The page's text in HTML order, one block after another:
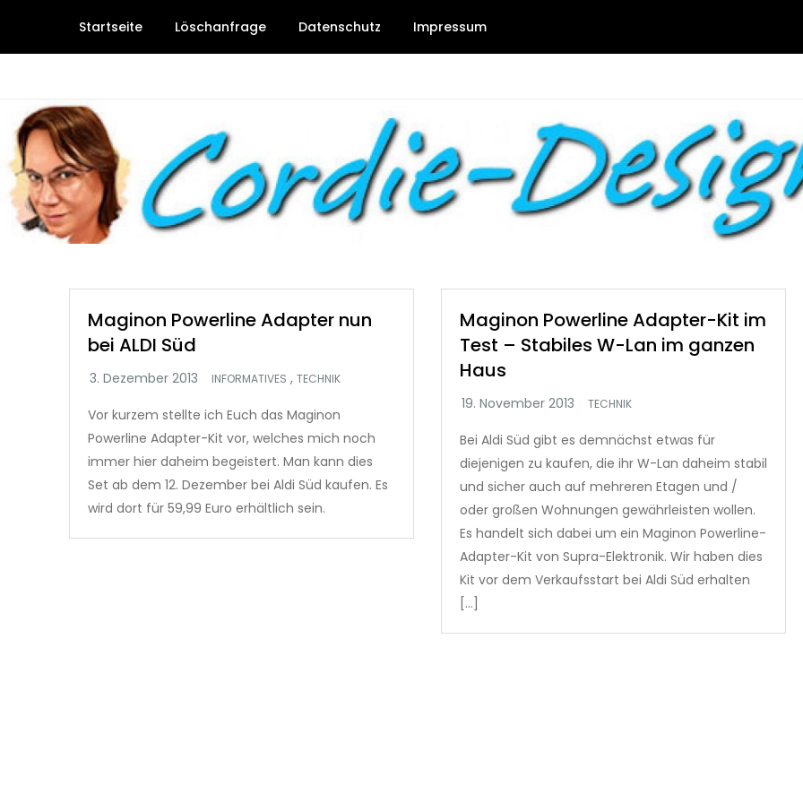
content
Startseite Löschanfrage Datenschutz Impressum
Maginon Powerline Adapter nun
bei ALDI Süd
INFORMATIVES , TECHNIK
Vor kurzem stellte ich Euch das Maginon
Powerline Adapter-Kit vor, welches mich noch
immer hier daheim begeistert. Man kann dies
Set ab dem 12. Dezember bei Aldi Süd kaufen. Es
wird dort für 59,99 Euro erhältlich sein.
Maginon Powerline Adapter-Kit im
Test – Stabiles W-Lan im ganzen
Haus
TECHNIK
Bei Aldi Süd gibt es demnächst etwas für
diejenigen zu kaufen, die ihr W-Lan daheim stabil
und sicher auch auf mehreren Etagen und /
oder großen Wohnungen gewährleisten wollen.
Es handelt sich dabei um ein Maginon Powerline-
Adapter-Kit von Supra-Elektronik. Wir haben dies
Kit vor dem Verkaufsstart bei Aldi Süd erhalten
[…]